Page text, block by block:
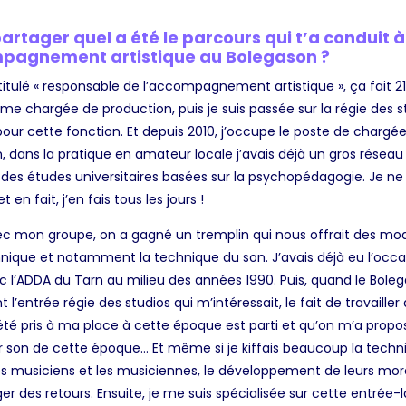
quel a été le parcours qui t’a conduit
artistique au Bolegason ?
« responsable de l’accompagnement artistique », ça fait
chargée de production, puis je suis passée sur la régie
cette fonction. Et depuis 2010, j’occupe le poste de
la pratique en amateur locale j’avais déjà un gros
études universitaires basées sur la psychopédagogie. Je
en fait, j’en fais tous les jours !
mon groupe, on a gagné un tremplin qui nous offrait des
et notamment la technique du son. J’avais déjà eu
du Tarn au milieu des années 1990. Puis, quand le
l’entrée régie des studios qui m’intéressait, le fait de travailler
pris à ma place à cette époque est parti et qu’on m’a
son de cette époque… Et même si je kiffais beaucoup la
musiciens et les musiciennes, le développement de leurs
des retours. Ensuite, je me suis spécialisée sur cette entrée-